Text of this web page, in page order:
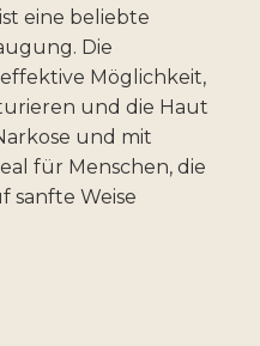
eine beliebte
Die
Möglichkeit,
und die Haut
und mit
für Menschen, die
sanfte Weise